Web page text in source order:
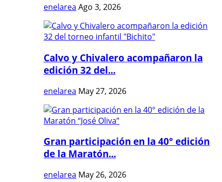
enelarea Ago 3, 2026
Calvo y Chivalero acompañaron la
edición 32 del...
enelarea May 27, 2026
Gran participación en la 40° edición
de la Maratón...
enelarea May 26, 2026